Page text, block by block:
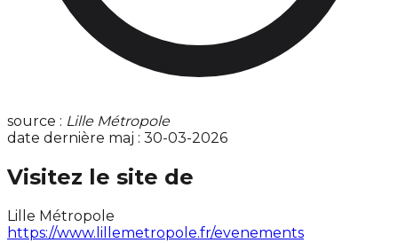
source : Lille Métropole
date dernière maj : 30-03-2026
Visitez le site de
Lille Métropole
https://www.lillemetropole.fr/evenements